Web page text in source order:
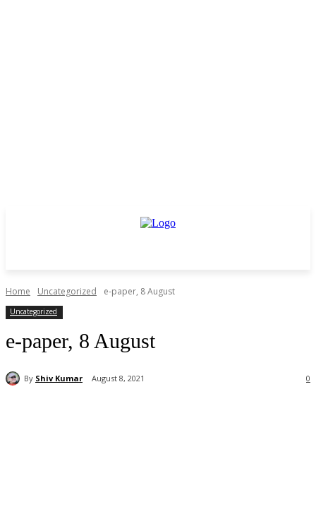
Home Uncategorized e-paper, 8 August
Uncategorized
e-paper, 8 August
By Shiv Kumar August 8, 2021 0